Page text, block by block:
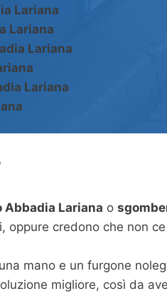
Lariana
Lariana
Lariana
Lariana
Lariana o
oppure credono che non
mano e un furgone
migliore, così da